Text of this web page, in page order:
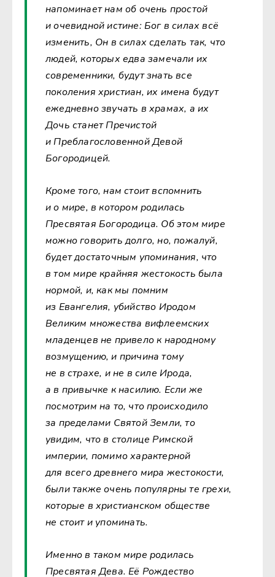
напоминает нам об очень простой
и очевидной истине: Бог в силах всё
изменить, Он в силах сделать так, что
людей, которых едва замечали их
современники, будут знать все
поколения христиан, их имена будут
ежедневно звучать в храмах, а их
Дочь станет Пречистой
и Преблагословенной Девой
Богородицей.
Кроме того, нам стоит вспомнить
и о мире, в котором родилась
Пресвятая Богородица. Об этом мире
можно говорить долго, но, пожалуй,
будет достаточным упоминания, что
в том мире крайняя жестокость была
нормой, и, как мы помним
из Евангелия, убийство Иродом
Великим множества вифлеемских
младенцев не привело к народному
возмущению, и причина тому
не в страхе, и не в силе Ирода,
а в привычке к насилию. Если же
посмотрим на то, что происходило
за пределами Святой Земли, то
увидим, что в столице Римской
империи, помимо характерной
для всего древнего мира жестокости,
были также очень популярны те грехи,
которые в христианском обществе
не стоит и упоминать.
Именно в таком мире родилась
Пресвятая Дева. Её Рождество